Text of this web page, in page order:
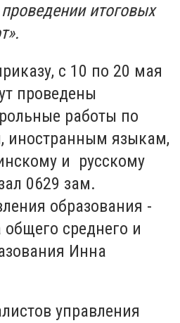
итоговых
с 10 по 20 мая
проведены
работы по
иностранным языкам,
и русскому
0629 зам.
образования -
среднего и
Инна
управления